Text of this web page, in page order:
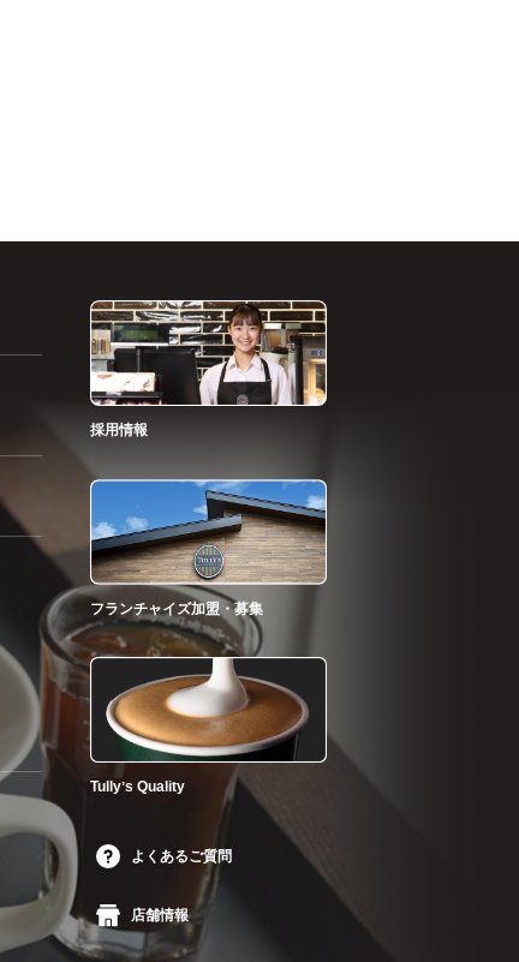
採用情報
フランチャイズ加盟・募集
Tullyʼs Quality
よくあるご質問
店舗情報